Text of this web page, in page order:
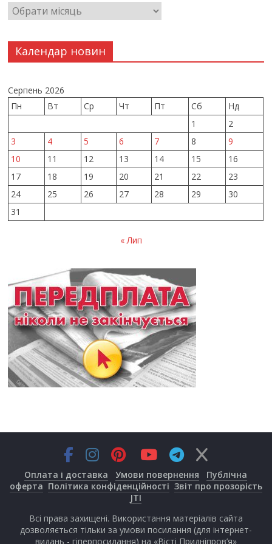
Календар новин
Серпень 2026
Пн
Вт Ср Чт Пт Сб
Нд
1
2
3
4 5 6 7 8
9
10
11 12 13 14 15
16
17
18 19 20 21 22
23
24
25 26 27 28 29
30
31
« Лип
Оплата і доставка Умови повернення
Публічна
оферта Політика конфіденційності Звіт про прозорість
JTI
Всі права захищені. Використання матеріалів сайта
дозволяється тільки за умови посилання (для інтернет-
видань - гіперпосилання) на «Вісті Придніпров’я»